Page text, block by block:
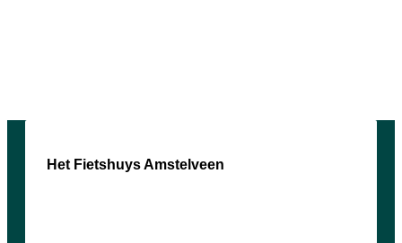
Het Fietshuys Amstelveen